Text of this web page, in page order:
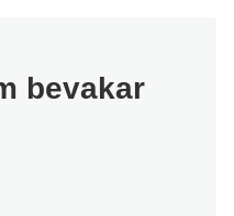
bevakar